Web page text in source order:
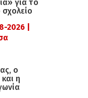
για το
2026 |
ο
η